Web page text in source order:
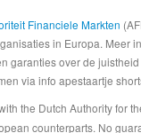
Financiele Markten
in Europa.
garanties over de
via info apestaartje
the Dutch Authority for
counterparts. No